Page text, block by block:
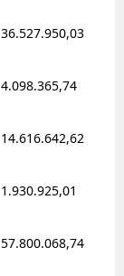
36.527.950,03
4.098.365,74
14.616.642,62
1.930.925,01
57.800.068,74